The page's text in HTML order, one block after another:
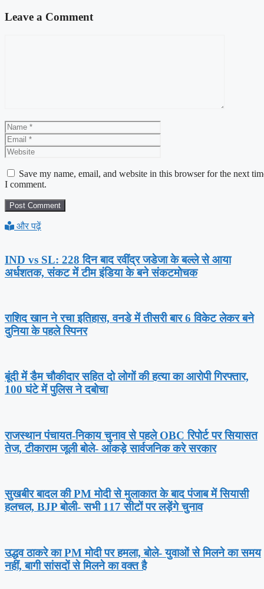
Leave a Comment
Name
Save my name, email, and website in this browser for the next
I comment.
और पढ़ें
IND vs SL: 228 दिन बाद रवींद्र जडेजा के बल्ले से आया
अर्धशतक, संकट में टीम इंडिया के बने संकटमोचक
राशिद खान ने रचा इतिहास, वनडे में तीसरी बार 6 विकेट लेकर बने
दुनिया के पहले स्पिनर
बूंदी में डैम चौकीदार सहित दो लोगों की हत्या का आरोपी गिरफ्तार,
100 घंटे में पुलिस ने दबोचा
राजस्थान पंचायत-निकाय चुनाव से पहले OBC रिपोर्ट पर सियासत
तेज, टीकाराम जूली बोले- आंकड़े सार्वजनिक करे सरकार
सुखबीर बादल की PM मोदी से मुलाकात के बाद पंजाब में सियासी
हलचल, BJP बोली- सभी 117 सीटों पर लड़ेंगे चुनाव
उद्धव ठाकरे का PM मोदी पर हमला, बोले- युवाओं से मिलने का समय
नहीं, बागी सांसदों से मिलने का वक्त है